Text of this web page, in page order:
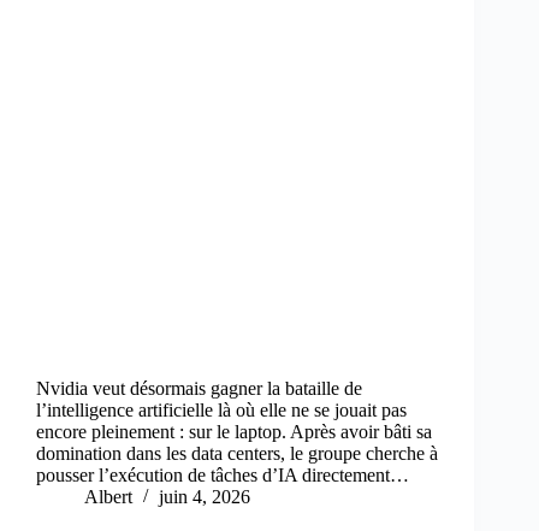
Nvidia veut désormais gagner la bataille de
l’intelligence artificielle là où elle ne se jouait pas
encore pleinement : sur le laptop. Après avoir bâti sa
domination dans les data centers, le groupe cherche à
pousser l’exécution de tâches d’IA directement…
Albert
juin 4, 2026